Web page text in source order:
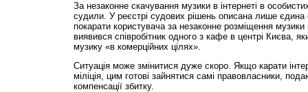
За незаконне скачування музики в інтернеті в
судили. У реєстрі судових рішень описана лише єдина
покарати користувача за незаконне розміщення
виявився співробітник одного з кафе в центрі Києва,
музику «в комерційних цілях».
Ситуація може змінитися дуже скоро. Якщо карати
міліція, цим готові зайнятися самі правовласники,
компенсації збитку.